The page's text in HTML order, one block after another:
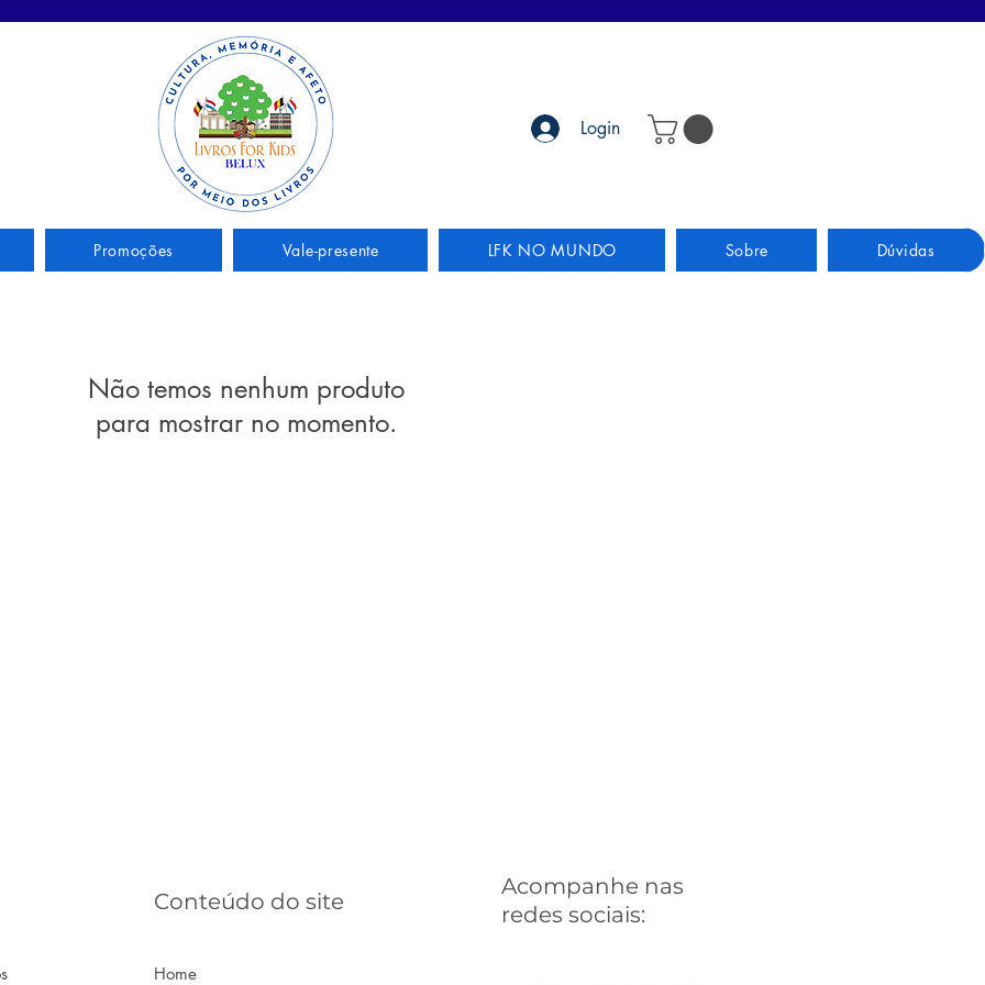
Login
Promoções Vale-presente LFK NO MUNDO Sobre Dúvidas
Não temos nenhum produto
para mostrar no momento.
Conteúdo do site
Home
Acompanhe nas
redes sociais: